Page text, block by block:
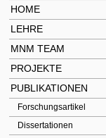
HOME
LEHRE
MNM TEAM
PROJEKTE
PUBLIKATIONEN
Forschungsartikel
Dissertationen